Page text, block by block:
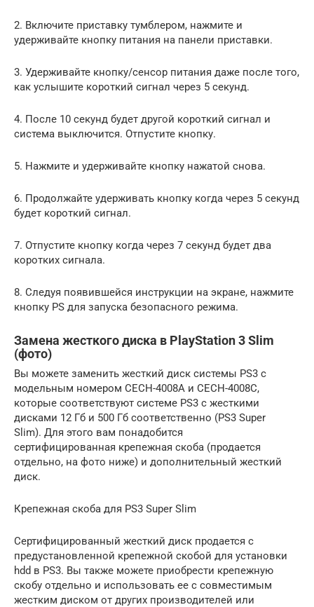
2. Включите приставку тумблером, нажмите и
удерживайте кнопку питания на панели приставки.
3. Удерживайте кнопку/сенсор питания даже после того,
как услышите короткий сигнал через 5 секунд.
4. После 10 секунд будет другой короткий сигнал и
система выключится. Отпустите кнопку.
5. Нажмите и удерживайте кнопку нажатой снова.
6. Продолжайте удерживать кнопку когда через 5 секунд
будет короткий сигнал.
7. Отпустите кнопку когда через 7 секунд будет два
коротких сигнала.
8. Следуя появившейся инструкции на экране, нажмите
кнопку PS для запуска безопасного режима.
Замена жесткого диска в PlayStation 3 Slim
(фото)
Вы можете заменить жесткий диск системы PS3 с
модельным номером CECH-4008A и CECH-4008C,
которые соответствуют системе PS3 с жесткими
дисками 12 Гб и 500 Гб соответственно (PS3 Super
Slim). Для этого вам понадобится
сертифицированная крепежная скоба (продается
отдельно, на фото ниже) и дополнительный жесткий
диск.
Крепежная скоба для PS3 Super Slim
Сертифицированный жесткий диск продается с
предустановленной крепежной скобой для установки
hdd в PS3. Вы также можете приобрести крепежную
скобу отдельно и использовать ее с совместимым
жестким диском от других производителей или